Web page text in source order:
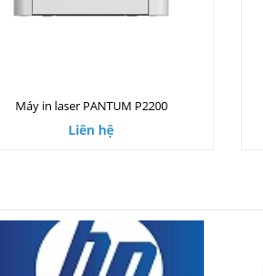
Máy in laser PANTUM P2200
Liên hệ